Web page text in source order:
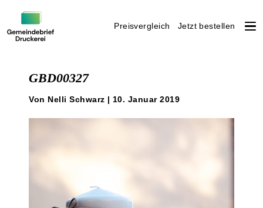
Preisvergleich Jetzt bestellen
GBD00327
Von Nelli Schwarz | 10. Januar 2019